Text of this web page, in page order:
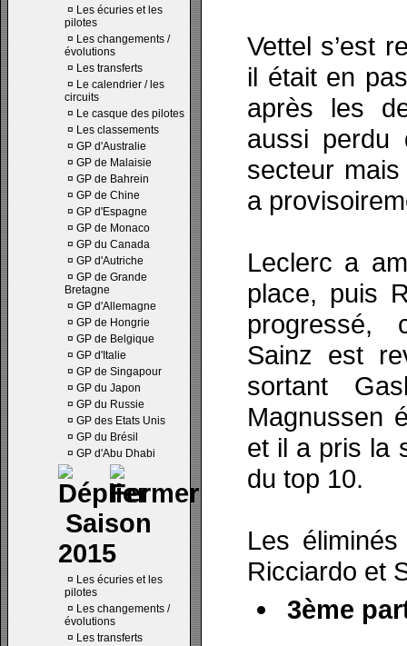
¤ Les écuries et les
pilotes
¤ Les changements /
évolutions
¤ Les transferts
¤ Le calendrier / les
circuits
¤ Le casque des pilotes
¤ Les classements
¤ GP d'Australie
¤ GP de Malaisie
¤ GP de Bahrein
¤ GP de Chine
¤ GP d'Espagne
¤ GP de Monaco
¤ GP du Canada
¤ GP d'Autriche
¤ GP de Grande
Bretagne
¤ GP d'Allemagne
¤ GP de Hongrie
¤ GP de Belgique
¤ GP d'Italie
¤ GP de Singapour
¤ GP du Japon
¤ GP du Russie
¤ GP des Etats Unis
¤ GP du Brésil
¤ GP d'Abu Dhabi
Saison
2015
¤ Les écuries et les
pilotes
¤ Les changements /
évolutions
¤ Les transferts
Vettel s’est
il était en
après les
aussi perdu
secteur
a
Leclerc a
place, puis
progressé,
Sainz est
sortant
Magnussen
et il a pris la
du top 10.
Les
Ricciardo et
3ème